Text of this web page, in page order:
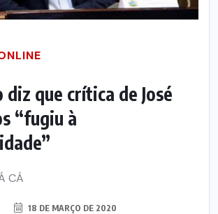
diz que crítica de José
“fugiu à
CÁ
18 DE MARÇO DE 2020